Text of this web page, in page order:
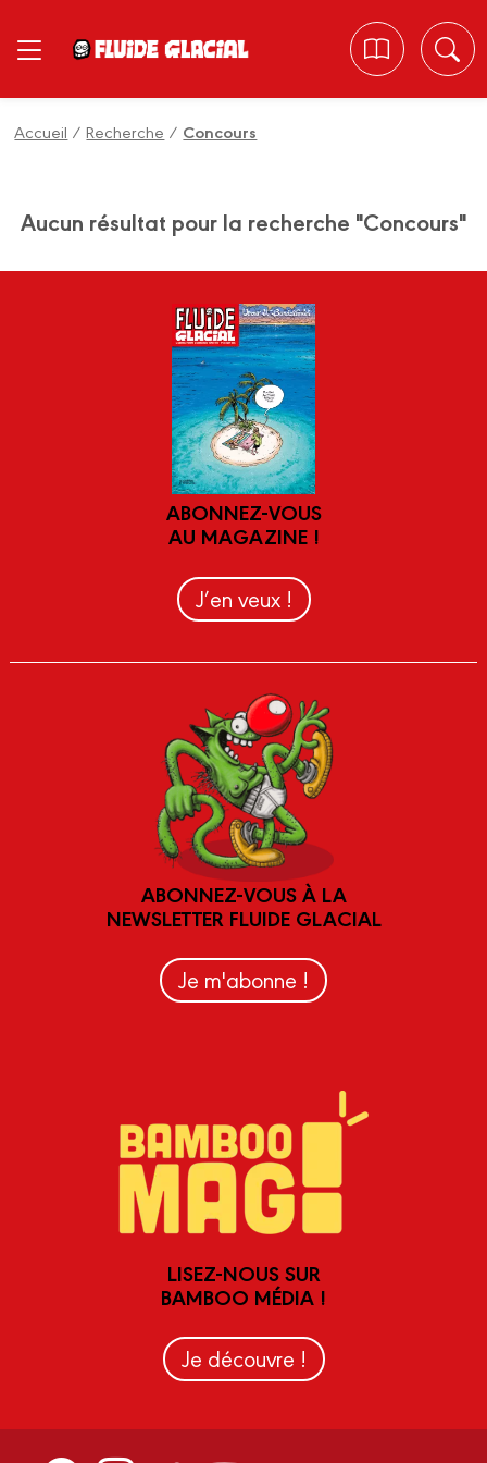
Accueil /Recherche / Concours
Aucun résultat pour la recherche "Concours"
ABONNEZ-VOUS
AU MAGAZINE !
J’en veux !
ABONNEZ-VOUS À LA
NEWSLETTER FLUIDE GLACIAL
Je m'abonne !
LISEZ-NOUS SUR
BAMBOO MÉDIA !
Je découvre !